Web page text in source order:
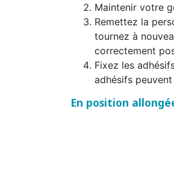
Maintenir votre
Remettez la
tournez à
correctement
Fixez les
adhésifs
En position